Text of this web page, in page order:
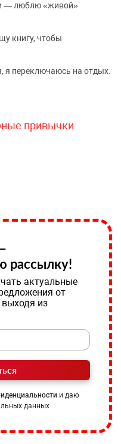
— люблю «живой»
книгу, чтобы
я переключаюсь на отдых.
привычки
рассылку!
актуальные
от
выходя из
и даю
данных